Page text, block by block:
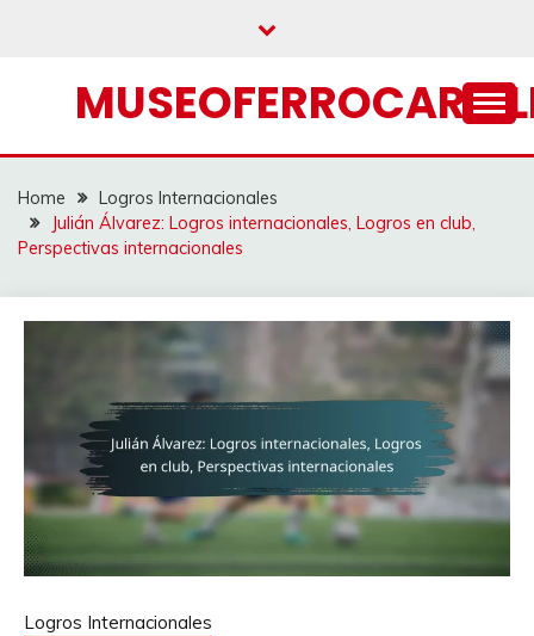
Home
Logros Internacionales
Julián Álvarez: Logros internacionales, Logros en club,
Perspectivas internacionales
Logros Internacionales